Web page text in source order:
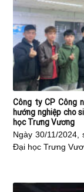
Công ty CP Công
hướng nghiệp cho
học Trưng Vương
Ngày 30/11/2024,
Đại học Trưng